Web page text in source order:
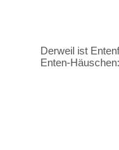
Derweil ist
Enten-